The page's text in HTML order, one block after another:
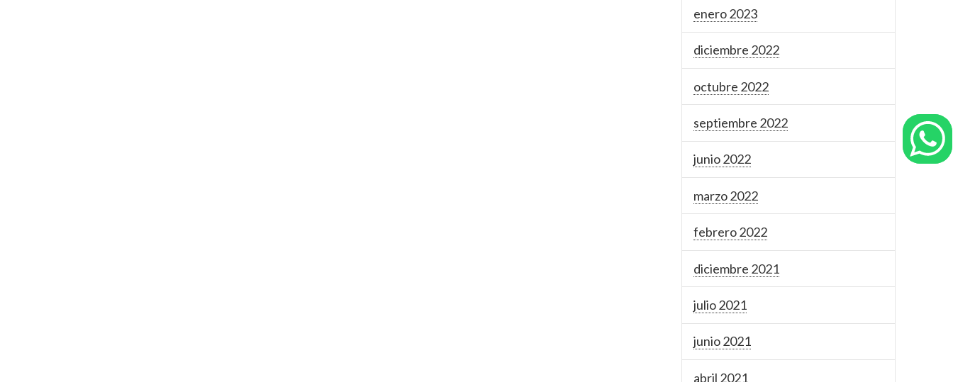
enero 2023
diciembre 2022
octubre 2022
septiembre 2022
junio 2022
marzo 2022
febrero 2022
diciembre 2021
julio 2021
junio 2021
abril 2021